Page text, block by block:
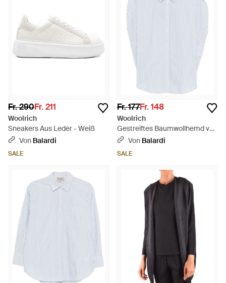
Fr. 290Fr. 211
Woolrich
Sneakers Aus Leder - Weiß
Von Balardi
SALE
Fr. 177Fr. 148
Woolrich
Gestreiftes Baumwollhemd von
- Weiß
Von Balardi
SALE